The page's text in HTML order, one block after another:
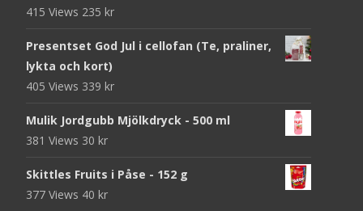
415 Views 235 kr
Presentset God Jul i cellofan (Te, praliner,
lykta och kort)
405 Views 339 kr
Mulik Jordgubb Mjölkdryck - 500 ml
381 Views 30 kr
Skittles Fruits i Påse - 152 g
377 Views 40 kr